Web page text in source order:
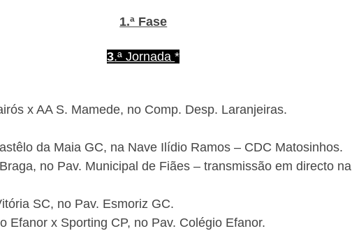
1.ª Fase
3.ª Jornada*
x AA S. Mamede, no Comp. Desp. Laranjeiras.
da Maia GC, na Nave Ilídio Ramos – CDC Matosinhos.
no Pav. Municipal de Fiães – transmissão em directo na
SC, no Pav. Esmoriz GC.
Efanor x Sporting CP, no Pav. Colégio Efanor.